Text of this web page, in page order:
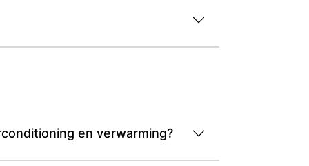
en verwarming?